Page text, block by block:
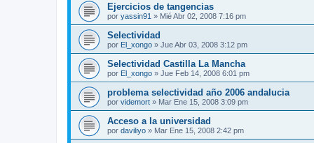
Ejercicios de tangencias
por yassin91 » Mié Abr 02, 2008 7:16 pm
Selectividad
por El_xongo » Jue Abr 03, 2008 3:12 pm
Selectividad Castilla La Mancha
por El_xongo » Jue Feb 14, 2008 6:01 pm
problema selectividad año 2006 andalucia
por videmort » Mar Ene 15, 2008 3:09 pm
Acceso a la universidad
por daviliyo » Mar Ene 15, 2008 2:42 pm